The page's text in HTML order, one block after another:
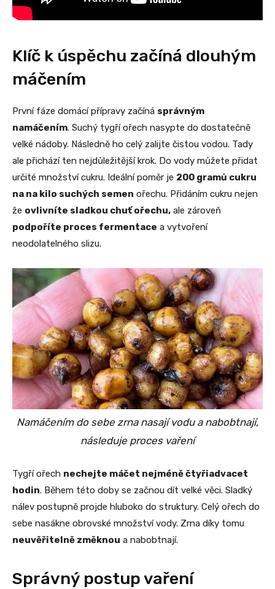
Klíč k úspěchu začíná dlouhým
máčením
První fáze domácí přípravy začíná správným
namáčením. Suchý tygří ořech nasypte do dostatečně
velké nádoby. Následně ho celý zalijte čistou vodou. Tady
ale přichází ten nejdůležitější krok. Do vody můžete přidat
určité množství cukru. Ideální poměr je 200 gramů cukru
na na kilo suchých semen ořechu. Přidáním cukru nejen
že ovlivníte sladkou chuť ořechu, ale zároveň
podpoříte proces fermentace a vytvoření
neodolatelného slizu.
Namáčením do sebe zrna nasají vodu a nabobtnají,
následuje proces vaření
Tygří ořech nechejte máčet nejméně čtyřiadvacet
hodin. Během této doby se začnou dít velké věci. Sladký
nálev postupně projde hluboko do struktury. Celý ořech do
sebe nasákne obrovské množství vody. Zrna díky tomu
neuvěřitelně změknou a nabobtnají.
Správný postup vaření